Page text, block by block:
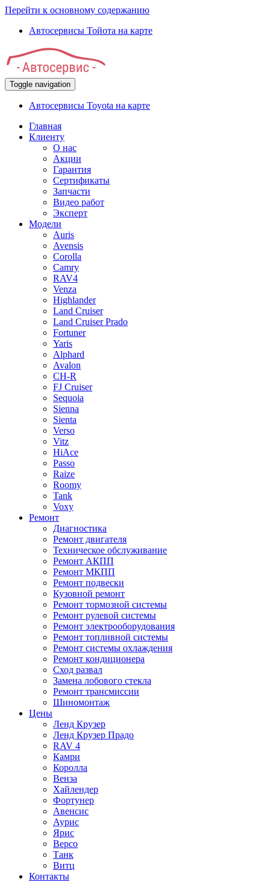
Перейти к основному содержанию
Автосервисы Тойота на карте
Toggle navigation
Автосервисы Toyota на карте
Главная
Клиенту
О нас
Акции
Гарантия
Сертификаты
Запчасти
Видео работ
Эксперт
Модели
Auris
Avensis
Corolla
Camry
RAV4
Venza
Highlander
Land Cruiser
Land Cruiser Prado
Fortuner
Yaris
Alphard
Avalon
CH-R
FJ Cruiser
Sequoia
Sienna
Sienta
Verso
Vitz
HiAce
Passo
Raize
Roomy
Tank
Voxy
Ремонт
Диагностика
Ремонт двигателя
Техническое обслуживание
Ремонт АКПП
Ремонт МКПП
Ремонт подвески
Кузовной ремонт
Ремонт тормозной системы
Ремонт рулевой системы
Ремонт электрооборудования
Ремонт топливной системы
Ремонт системы охлаждения
Ремонт кондиционера
Сход развал
Замена лобового стекла
Ремонт трансмиссии
Шиномонтаж
Цены
Ленд Крузер
Ленд Крузер Прадо
RAV 4
Камри
Королла
Венза
Хайлендер
Фортунер
Авенсис
Аурис
Ярис
Версо
Танк
Витц
Контакты